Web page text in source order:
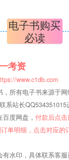
电子书购买
必读
考资
www.c1db.com
，所有电子书来源于
系站长QQ534351015
度网盘， 付款后点
单明细，点击对应的
有水印，具体联系客